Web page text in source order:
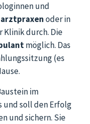
und
oder in
Klinik durch. Die
möglich. Das
(es
im
und soll den Erfolg
und sichern. Sie